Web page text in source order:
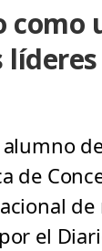
alumno
de
de
el